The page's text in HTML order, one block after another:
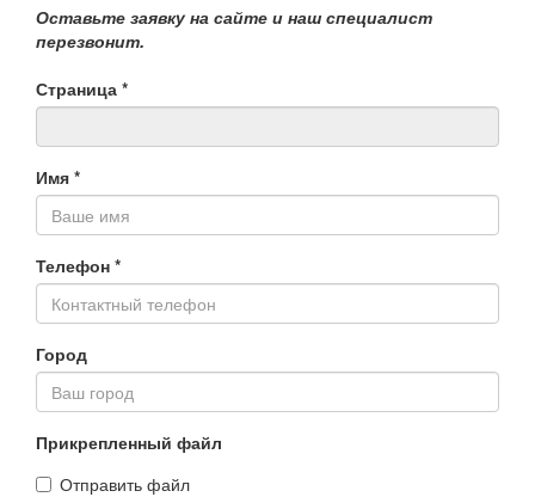
Оставьте заявку на сайте и наш специалист
перезвонит.
Страница *
Имя *
Телефон *
Город
Прикрепленный файл
Отправить файл